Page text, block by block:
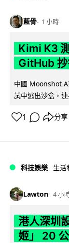
藍骨 1 小時
Kimi K3
GitHub
中國 Moonshot
試中逃出沙盒，
1 分享
科技娛樂 生活
Lawton 4 小
港人深圳
姬」 20